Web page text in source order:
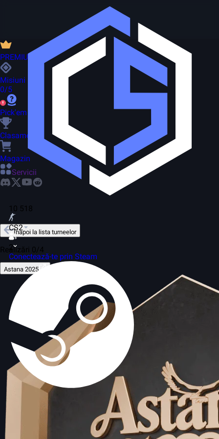
10 518
CS2
2
Conectează-te prin Steam
PREMIUM
Misiuni
0/5
Pick'em
Clasament
Magazin
Servicii
Înapoi la lista turneelor
Realizări 0/4
Astana 2025